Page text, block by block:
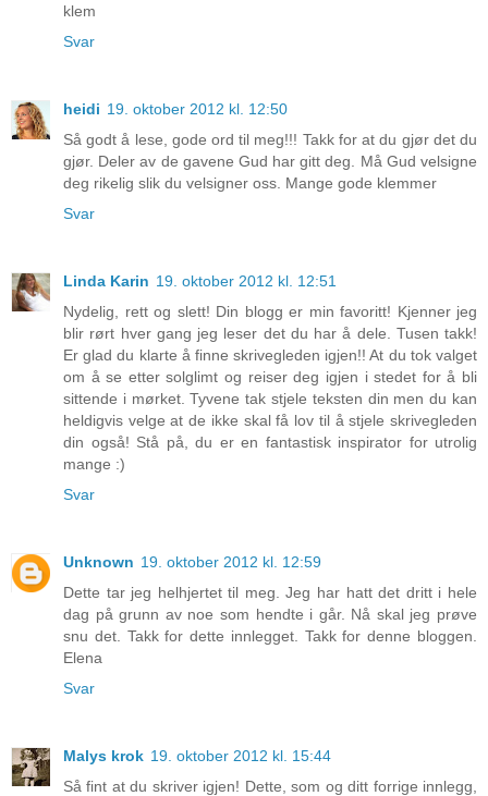
klem
Svar
heidi 19. oktober 2012 kl. 12:50
Så godt å lese, gode ord til meg!!! Takk for at du gjør det du
gjør. Deler av de gavene Gud har gitt deg. Må Gud velsigne
deg rikelig slik du velsigner oss. Mange gode klemmer
Svar
Linda Karin 19. oktober 2012 kl. 12:51
Nydelig, rett og slett! Din blogg er min favoritt! Kjenner jeg
blir rørt hver gang jeg leser det du har å dele. Tusen takk!
Er glad du klarte å finne skrivegleden igjen!! At du tok valget
om å se etter solglimt og reiser deg igjen i stedet for å bli
sittende i mørket. Tyvene tak stjele teksten din men du kan
heldigvis velge at de ikke skal få lov til å stjele skrivegleden
din også! Stå på, du er en fantastisk inspirator for utrolig
mange :)
Svar
Unknown 19. oktober 2012 kl. 12:59
Dette tar jeg helhjertet til meg. Jeg har hatt det dritt i hele
dag på grunn av noe som hendte i går. Nå skal jeg prøve
snu det. Takk for dette innlegget. Takk for denne bloggen.
Elena
Svar
Malys krok 19. oktober 2012 kl. 15:44
Så fint at du skriver igjen! Dette, som og ditt forrige innlegg,